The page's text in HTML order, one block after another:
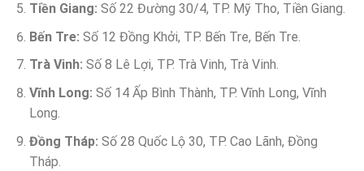
Tiền Giang: Số 22 Đường 30/4, TP. Mỹ Tho, Tiền Giang.
Bến Tre: Số 12 Đồng Khởi, TP. Bến Tre, Bến Tre.
Trà Vinh: Số 8 Lê Lợi, TP. Trà Vinh, Trà Vinh.
Vĩnh Long: Số 14 Ấp Bình Thành, TP. Vĩnh Long, Vĩnh
Long.
Đồng Tháp: Số 28 Quốc Lộ 30, TP. Cao Lãnh, Đồng
Tháp.